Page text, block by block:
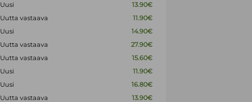
Uusi
13.90€
Uutta vastaava
11.90€
Uusi
14.90€
Uutta vastaava
27.90€
Uutta vastaava
15.60€
Uusi
11.90€
Uusi
16.80€
Uutta vastaava
13.90€